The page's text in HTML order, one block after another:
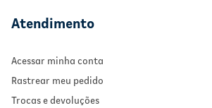
Atendimento
Acessar minha conta
Rastrear meu pedido
Trocas e devoluções